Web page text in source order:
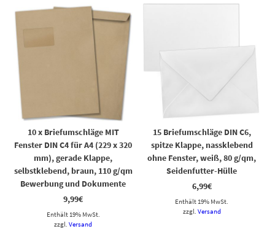
10 x Briefumschläge MIT
Fenster DIN C4 für A4 (229 x 320
mm), gerade Klappe,
selbstklebend, braun, 110 g/qm
Bewerbung und Dokumente
9,99€
Enthält 19% MwSt.
zzgl.Versand
15 Briefumschläge DIN C6,
spitze Klappe, nassklebend
ohne Fenster, weiß, 80 g/qm,
Seidenfutter-Hülle
6,99€
Enthält 19% MwSt.
zzgl. Versand